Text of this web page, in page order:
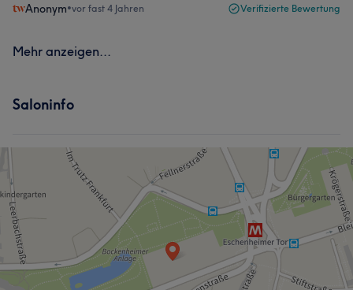
Anonym•vor fast 4 Jahren Verifizierte Bewertung
Mehr anzeigen...
Saloninfo